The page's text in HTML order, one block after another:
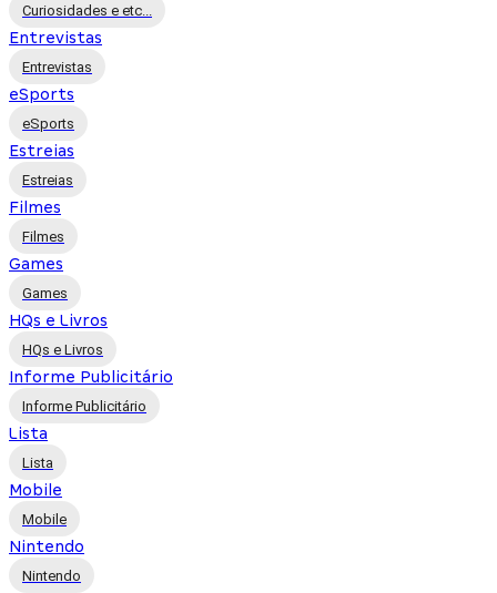
Curiosidades e etc...
Entrevistas
Entrevistas
eSports
eSports
Estreias
Estreias
Filmes
Filmes
Games
Games
HQs e Livros
HQs e Livros
Informe Publicitário
Informe Publicitário
Lista
Lista
Mobile
Mobile
Nintendo
Nintendo